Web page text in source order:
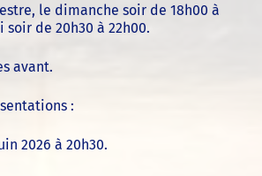
le dimanche soir de 18h00 à
soir de 20h30 à 22h00.
avant.
:
2026 à 20h30.